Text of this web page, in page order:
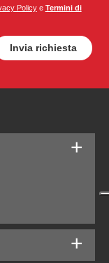
Policye Termini di